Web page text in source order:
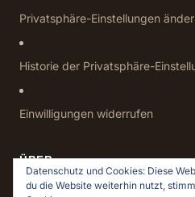
Datenschutz und Cookies: Diese
du die Website weiterhin nutzt,
Privatsphäre-Einstellungen
Historie der Privatsphäre-
Einwilligungen widerrufen
ÜBER
Datenschutz